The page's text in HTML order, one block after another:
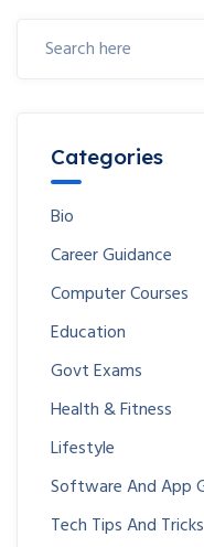
Categories
Bio
Career Guidance
Computer Courses
Education
Govt Exams
Health & Fitness
Lifestyle
Software And App
Tech Tips And Tricks